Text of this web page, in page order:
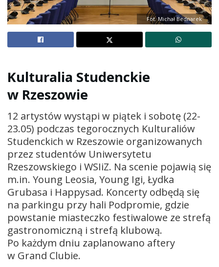
Fot. Michał Bednarek
Kulturalia Studenckie
w Rzeszowie
12 artystów wystąpi w piątek i sobotę (22-
23.05) podczas tegorocznych Kulturaliów
Studenckich w Rzeszowie organizowanych
przez studentów Uniwersytetu
Rzeszowskiego i WSIiZ. Na scenie pojawią się
m.in. Young Leosia, Young Igi, Łydka
Grubasa i Happysad. Koncerty odbędą się
na parkingu przy hali Podpromie, gdzie
powstanie miasteczko festiwalowe ze strefą
gastronomiczną i strefą klubową.
Po każdym dniu zaplanowano aftery
w Grand Clubie.